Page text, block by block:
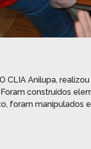
CLIA Anilupa,
construídos
foram manipulados